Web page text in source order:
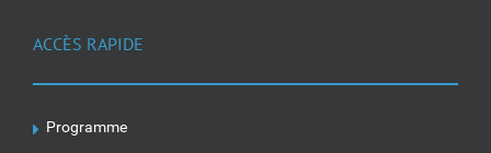
ACCÈS RAPIDE
Programme